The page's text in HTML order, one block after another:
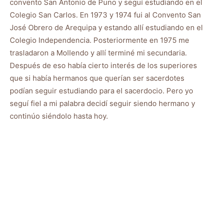
convento San Antonio de Puno y seguí estudiando en el
Colegio San Carlos. En 1973 y 1974 fui al Convento San
José Obrero de Arequipa y estando allí estudiando en el
Colegio Independencia. Posteriormente en 1975 me
trasladaron a Mollendo y allí terminé mi secundaria.
Después de eso había cierto interés de los superiores
que si había hermanos que querían ser sacerdotes
podían seguir estudiando para el sacerdocio. Pero yo
seguí fiel a mi palabra decidí seguir siendo hermano y
continúo siéndolo hasta hoy.